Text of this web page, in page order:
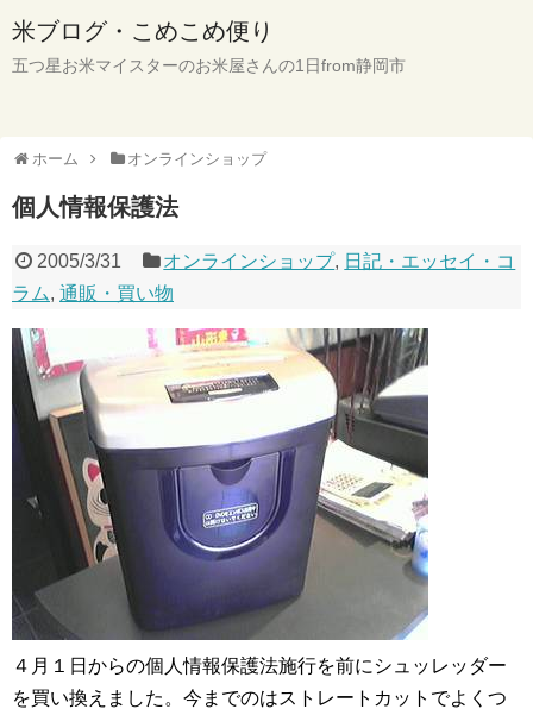
米ブログ・こめこめ便り
五つ星お米マイスターのお米屋さんの1日from静岡市
ホーム オンラインショップ
個人情報保護法
2005/3/31 オンラインショップ, 日記・エッセイ・コ
ラム, 通販・買い物
４月１日からの個人情報保護法施行を前にシュッレッダー
を買い換えました。今までのはストレートカットでよくつ